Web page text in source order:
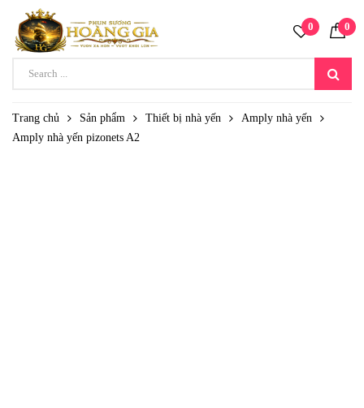
0 0
Trang chủ Sản phẩm Thiết bị nhà yến
Amply nhà yến
Amply nhà yến pizonets A2